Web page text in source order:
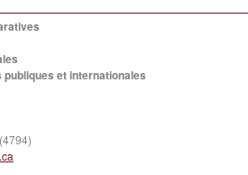
et internationales